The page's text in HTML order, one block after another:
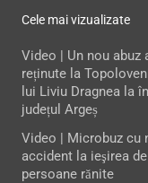
Cele mai vizualizate
Video | Un nou abuz
reținute la
lui Liviu Dragnea la
județul Argeș
Video | Microbuz cu
accident la ieşirea
persoane rănite